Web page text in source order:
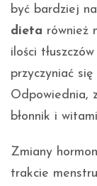
być bardziej
dieta również
ilości
przyczyniać
Odpowiednia,
błonnik i
Zmiany
trakcie